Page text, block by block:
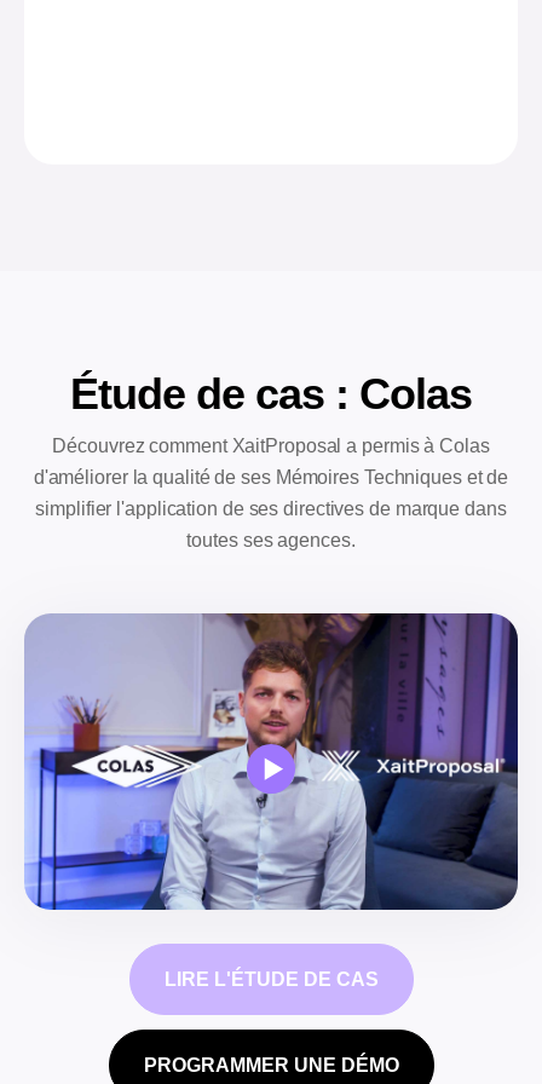
Étude de cas : Colas
Découvrez comment XaitProposal a permis à Colas
d'améliorer la qualité de ses Mémoires Techniques et de
simplifier l'application de ses directives de marque dans
toutes ses agences.
LIRE L'ÉTUDE DE CAS
PROGRAMMER UNE DÉMO